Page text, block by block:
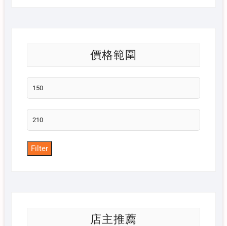
價格範圍
Min
price
Max
price
Filter
店主推薦